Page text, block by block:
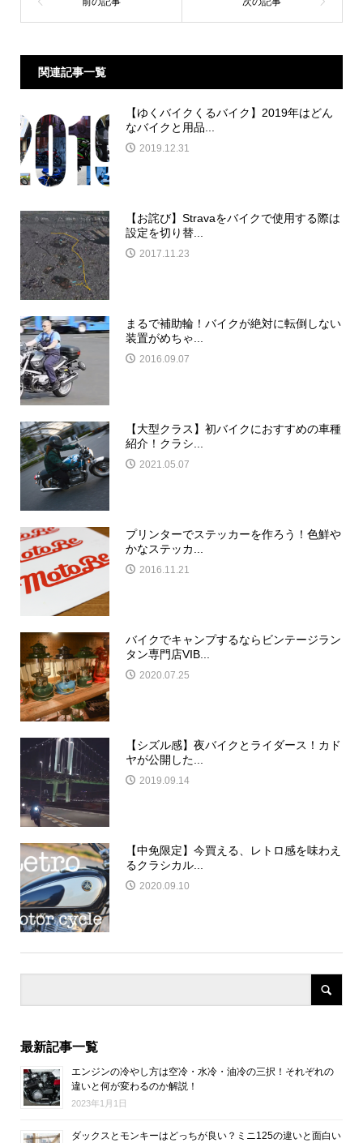
関連記事一覧
【ゆくバイクくるバイク】2019年はどん
なバイクと用品...
2019.12.31
【お詫び】Stravaをバイクで使用する際は
設定を切り替...
2017.11.23
まるで補助輪！バイクが絶対に転倒しない
装置がめちゃ...
2016.09.07
【大型クラス】初バイクにおすすめの車種
紹介！クラシ...
2021.05.07
プリンターでステッカーを作ろう！色鮮や
かなステッカ...
2016.11.21
バイクでキャンプするならビンテージラン
タン専門店VIB...
2020.07.25
【シズル感】夜バイクとライダース！カド
ヤが公開した...
2019.09.14
【中免限定】今買える、レトロ感を味わえ
るクラシカル...
2020.09.10
最新記事一覧
エンジンの冷やし方は空冷・水冷・油冷の三択！それぞれの
違いと何が変わるのか解説！
2023年1月1日
ダックスとモンキーはどっちが良い？ミニ125の違いと面白い